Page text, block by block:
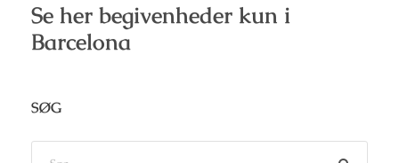
Se her begivenheder kun i
Barcelona
SØG